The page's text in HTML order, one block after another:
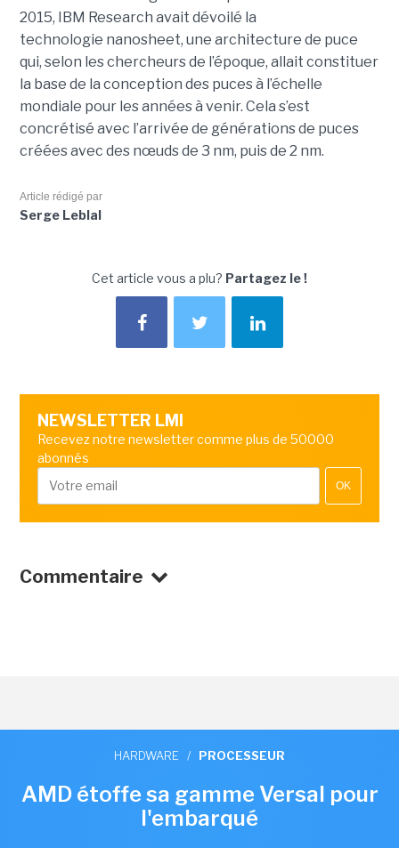
2015, IBM Research avait dévoilé la
technologie nanosheet, une architecture de puce
qui, selon les chercheurs de l’époque, allait constituer
la base de la conception des puces à l’échelle
mondiale pour les années à venir. Cela s’est
concrétisé avec l’arrivée de générations de puces
créées avec des nœuds de 3 nm, puis de 2 nm.
Article rédigé par
Serge Leblal
Cet article vous a plu? Partagez le !
NEWSLETTER LMI
Recevez notre newsletter comme plus de 50000
abonnés
OK
Commentaire
HARDWARE / PROCESSEUR
AMD étoffe sa gamme Versal pour
l'embarqué